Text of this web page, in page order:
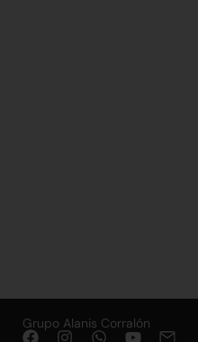
Grupo Alanis Corralón